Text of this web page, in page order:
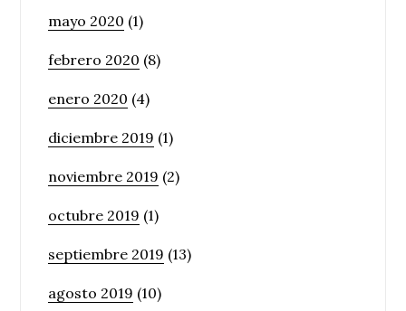
mayo 2020 (1)
febrero 2020 (8)
enero 2020 (4)
diciembre 2019 (1)
noviembre 2019 (2)
octubre 2019 (1)
septiembre 2019 (13)
agosto 2019 (10)